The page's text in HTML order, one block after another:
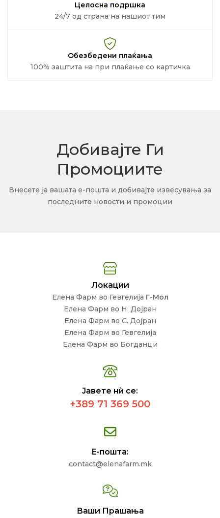
Целосна подршка
24/7 од страна на нашиот тим
Обезбедени плаќања
100% заштита на при плаќање со картичка
Добивајте Ги
Промоциите
Внесете ја вашата е-пошта и добивајте извесувања за
последните новости и промоции
Локации
Елена Фарм во Гевгелија Г-Мол
Елена Фарм во Н. Дојран
Елена Фарм во С. Дојран
Елена Фарм во Гевгелија
Елена Фарм во Богданци
Јавете нѝ се:
+389 71 369 500
Е-пошта:
contact@elenafarm.mk
Ваши Прашања